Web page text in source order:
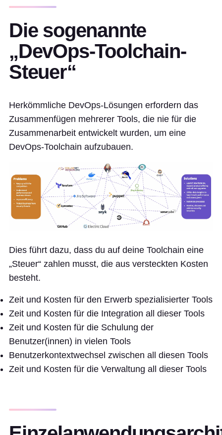
Die sogenannte
„DevOps-Toolchain-
Steuer“
Herkömmliche DevOps-Lösungen erfordern das
Zusammenfügen mehrerer Tools, die nie für die
Zusammenarbeit entwickelt wurden, um eine
DevOps-Toolchain aufzubauen.
Dies führt dazu, dass du auf deine Toolchain eine
„Steuer“ zahlen musst, die aus versteckten Kosten
besteht.
Zeit und Kosten für den Erwerb spezialisierter Tools
Zeit und Kosten für die Integration all dieser Tools
Zeit und Kosten für die Schulung der
Benutzer(innen) in vielen Tools
Benutzerkontextwechsel zwischen all diesen Tools
Zeit und Kosten für die Verwaltung all dieser Tools